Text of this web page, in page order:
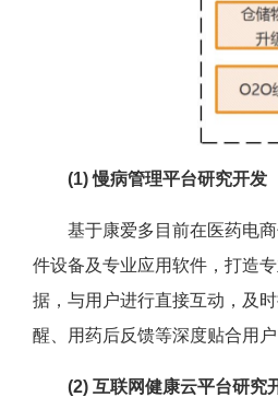
(1) 慢病管理平台研究开发
基于康爱多目前在医药电商
件设备及专业应用软件，打造
据，与用户进行直接互动，及
醒、用药后反馈等深度贴合用
(2) 互联网健康云平台研究